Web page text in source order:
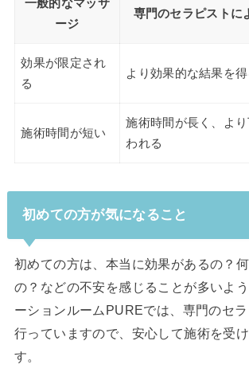
一般的なマッサ
ージ
専門のセラピストに
効果が限定され
る
より効果的な結果を
施術時間が短い
施術時間が長く、よ
われる
初めての方が気になること
初めての方は、本当に効果があるの？
の？などの不安を感じることが多いよ
ーションルームPUREでは、専門のセ
行っていますので、安心して施術を受
す。